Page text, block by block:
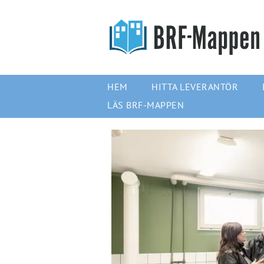
HEM HITTA LEVERANTÖR
LÄS BRF-MAPPEN